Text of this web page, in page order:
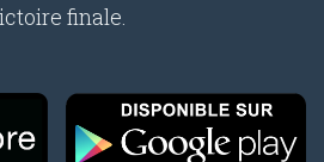
finale.